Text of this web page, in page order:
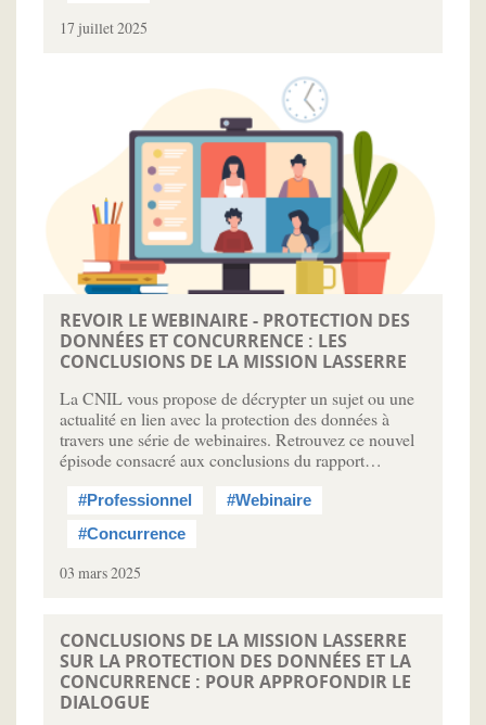
17 juillet 2025
REVOIR LE WEBINAIRE - PROTECTION DES
DONNÉES ET CONCURRENCE : LES
CONCLUSIONS DE LA MISSION LASSERRE
La CNIL vous propose de décrypter un sujet ou une
actualité en lien avec la protection des données à
travers une série de webinaires. Retrouvez ce nouvel
épisode consacré aux conclusions du rapport…
#Professionnel
#Webinaire
#Concurrence
03 mars 2025
CONCLUSIONS DE LA MISSION LASSERRE
SUR LA PROTECTION DES DONNÉES ET LA
CONCURRENCE : POUR APPROFONDIR LE
DIALOGUE